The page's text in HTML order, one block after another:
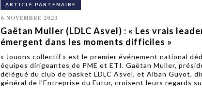
ARTICLE PARTENAIRE
6 NOVEMBRE 2023
Gaëtan Muller (LDLC Asvel) : « Les vrais
émergent dans les moments difficiles »
« Jouons collectif » est le premier événement national
équipes dirigeantes de PME et ETI. Gaëtan Muller,
délégué du club de basket LDLC Asvel, et Alban Guyot,
général de l’Entreprise du Futur, croisent leurs regards